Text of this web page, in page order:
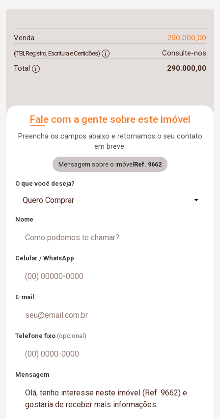
Venda 290.000,00
(ITBI, Registro, Escritura e Certidões)
Consulte-nos
Total
290.000,00
Fale com a gente sobre este imóvel
Preencha os campos abaixo e retornamos o seu contato
em breve.
Mensagem sobre o imóvel Ref. 9662
O que você deseja?
Quero Comprar
Nome
Celular / WhatsApp
E-mail
Telefone fixo (opcional)
Mensagem